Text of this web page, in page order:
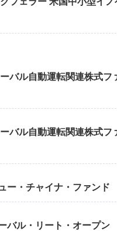
バル自動運転関連株式フ
バル自動運転関連株式フ
ー・チャイナ・ファンド
バル・リート・オープン